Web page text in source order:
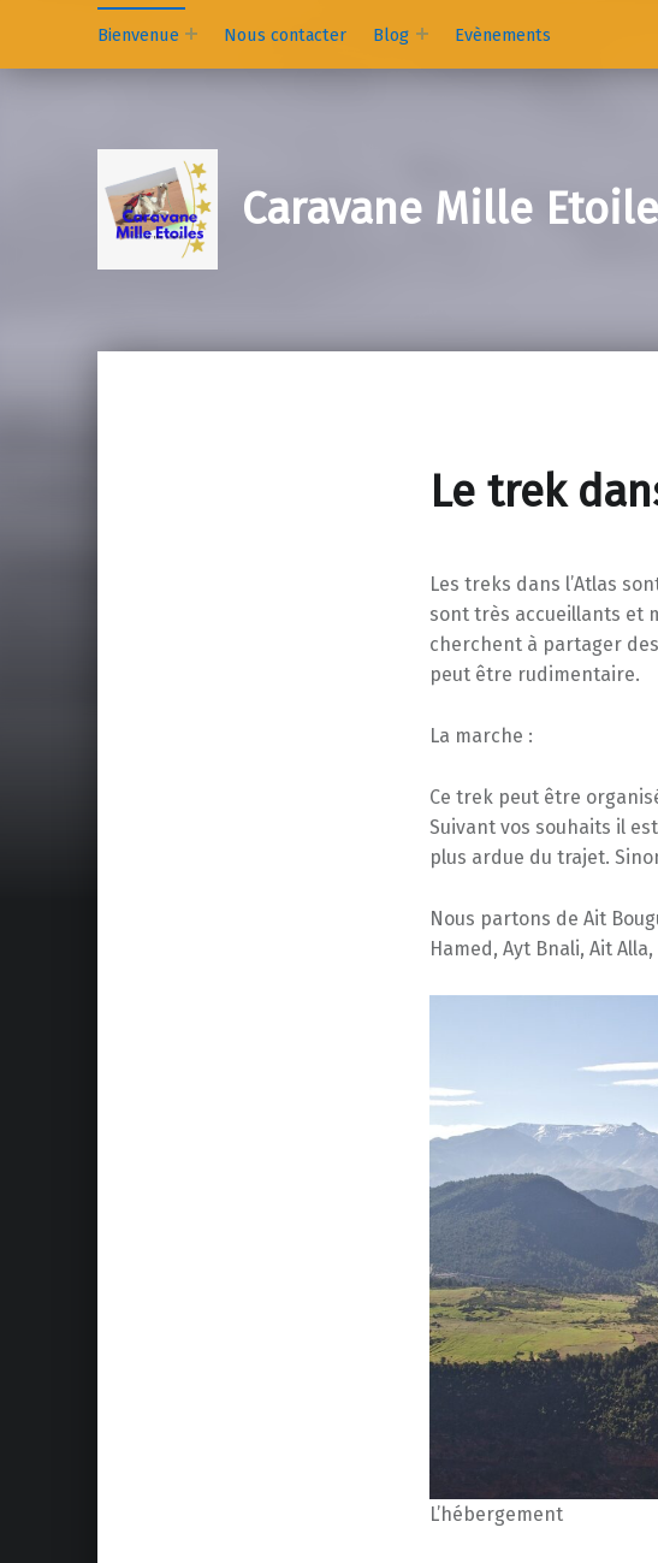
Bienvenue
Nous contacter Blog Evènements
Caravane Mille
Le trek
Les treks dans l’Atlas
sont très accueillants et
cherchent à partager
peut être rudimentaire.
La marche :
Ce trek peut être
Suivant vos souhaits il
plus ardue du trajet.
Nous partons de Ait
Hamed, Ayt Bnali, Ait
L’hébergement